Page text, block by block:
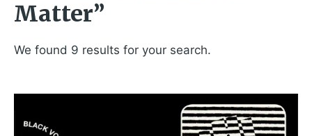
Matter”
We found 9 results for your search.